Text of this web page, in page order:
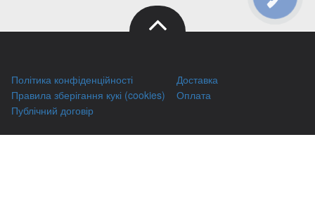
Політика конфіденційності
Правила зберігання кукі (cookies)
Публічний договір
Доставка
Оплата